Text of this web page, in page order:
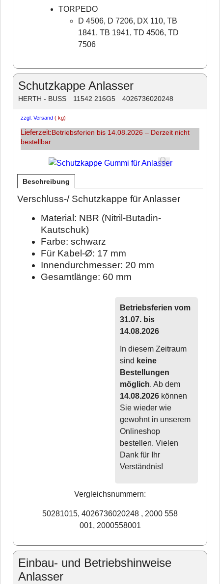
TORPEDO
D 4506, D 7206, DX 110, TB
1841, TB 1941, TD 4506, TD
7506
Schutzkappe Anlasser
HERTH - BUSS 11542 216G5 4026736020248
zzgl. Versand kg
Lieferzeit: Betriebsferien bis 14.08.2026 – Derzeit nicht
bestellbar
Beschreibung
Verschluss-/ Schutzkappe für Anlasser
Material: NBR (Nitril-Butadin-
Kautschuk)
Farbe: schwarz
Für Kabel-Ø: 17 mm
Innendurchmesser: 20 mm
Gesamtlänge: 60 mm
Betriebsferien vom
31.07. bis
14.08.2026
In diesem Zeitraum
sind keine
Bestellungen
möglich. Ab dem
14.08.2026 können
Sie wieder wie
gewohnt in unserem
Onlineshop
bestellen. Vielen
Dank für Ihr
Verständnis!
Vergleichsnummern:
50281015, 4026736020248 , 2000 558
001, 2000558001
Einbau- und Betriebshinweise
Anlasser